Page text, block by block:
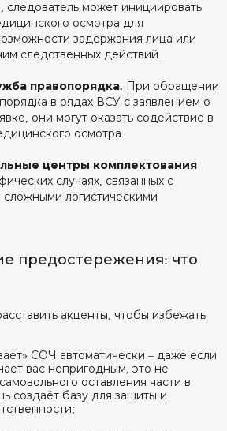
следователь может инициировать
осмотра для
задержания лица или
следственных действий.
правопорядка. При обращении
в рядах ВСУ с заявлением о
они могут оказать содействие в
осмотра.
центры комплектования
случаях, связанных с
логистическими
предостережения: что
акценты, чтобы избежать
СОЧ автоматически – даже если
вас непригодным, это не
оставления части в
создаёт базу для защиты и